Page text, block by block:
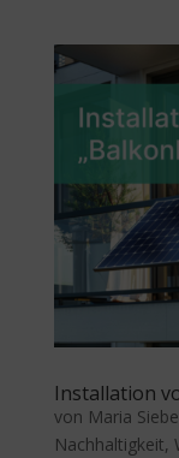
Installation
von Maria
Nachhaltigkeit,